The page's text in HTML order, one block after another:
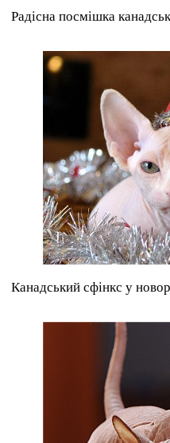
Радісна посмішка
Канадський сфінкс у